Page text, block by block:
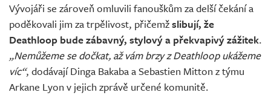
Vývojáři se zároveň omluvili fanouškům za delší čekání a
poděkovali jim za trpělivost, přičemžslibují, že
Deathloop bude zábavný, stylový a překvapivý zážitek.
„Nemůžeme se dočkat, až vám brzy z Deathloop ukážeme
víc“, dodávají Dinga Bakaba a Sebastien Mitton z týmu
Arkane Lyon v jejich zprávě určené komunitě.